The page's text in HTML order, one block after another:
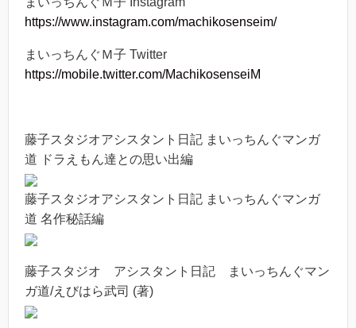
https://www.instagram.com/machikosenseim/
まいっちんぐＭ子 Twitter
https://mobile.twitter.com/MachikosenseiM
藤子スタジオアシスタント日記 まいっちんぐマンガ
道 ドラえもん達との思い出編
藤子スタジオアシスタント日記 まいっちんぐマンガ
道 名作秘話編
藤子スタジオ アシスタント日記 まいっちんぐマン
ガ道/えびはら武司 (著)